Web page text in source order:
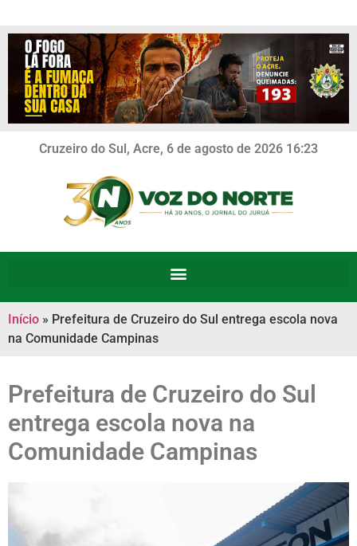
Cruzeiro do Sul, Acre, 6 de agosto de 2026 16:23
Início » Prefeitura de Cruzeiro do Sul entrega escola nova
na Comunidade Campinas
Prefeitura de Cruzeiro do Sul
entrega escola nova na
Comunidade Campinas